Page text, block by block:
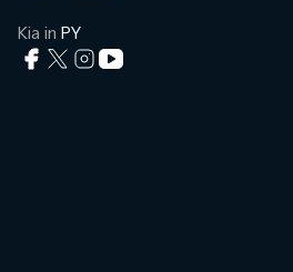
Kia in PY